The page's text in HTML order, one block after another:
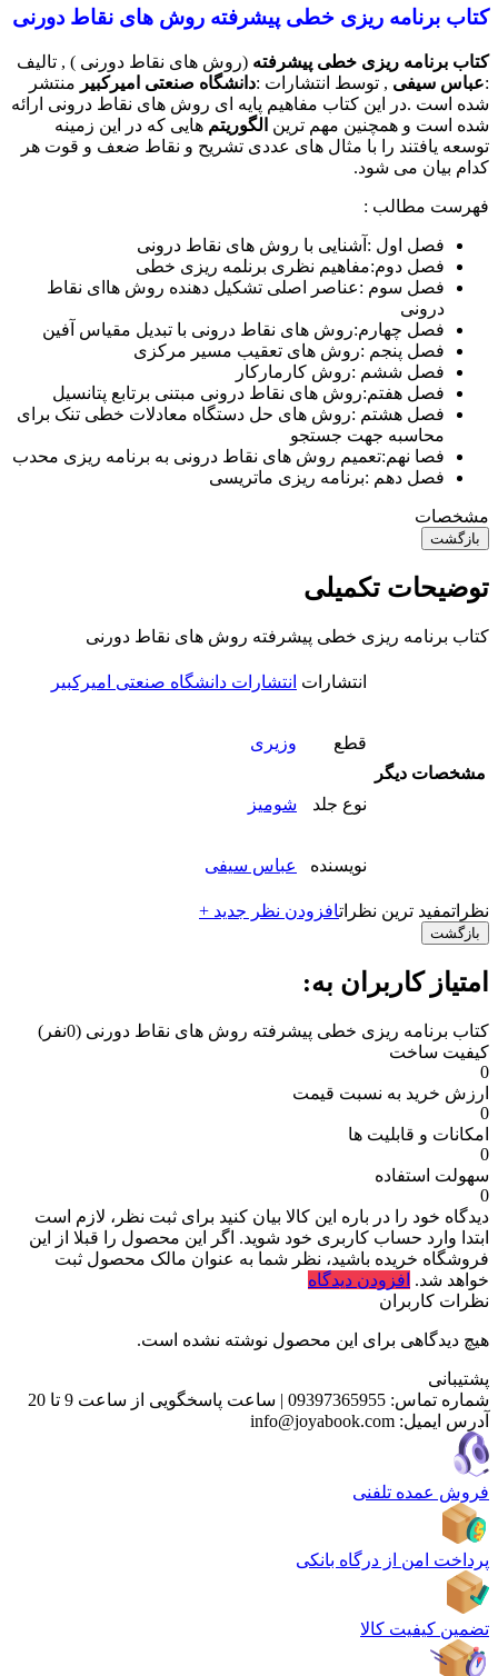
کتاب برنامه ریزی خطی پیشرفته روش های نقاط دورنی
کتاب برنامه ریزی خطی پیشرفته (روش های نقاط دورنی ) , تالیف
:عباس سیفی , توسط انتشارات :دانشگاه صنعتی امیرکبیر منتشر
شده است .در این کتاب مفاهیم پایه ای روش های نقاط درونی ارائه
شده است و همچنین مهم ترین الگوریتم هایی که در این زمینه
توسعه یافتند را با مثال های عددی تشریح و نقاط ضعف و قوت هر
کدام بیان می شود.
فهرست مطالب :
فصل اول : آشنایی با روش های نقاط درونی
فصل دوم:مفاهیم نظری برنلمه ریزی خطی
فصل سوم :عناصر اصلی تشکیل دهنده روش هاای نقاط
درونی
فصل چهارم:روش های نقاط درونی با تبدیل مقیاس آفین
فصل پنجم :روش های تعقیب مسیر مرکزی
فصل ششم :روش کارمارکار
فصل هفتم:روش های نقاط درونی مبتنی برتابع پتانسیل
فصل هشتم :روش های حل دستگاه معادلات خطی تنک برای
محاسبه جهت جستجو
فصا نهم:تعمیم روش های نقاط درونی به برنامه ریزی محدب
فصل دهم :برنامه ریزی ماتریسی
مشخصات
بازگشت
توضیحات تکمیلی
کتاب برنامه ریزی خطی پیشرفته روش های نقاط دورنی
مشخصات دیگر
انتشارات انتشارات دانشگاه صنعتی امیرکبیر
قطع وزیری
نوع جلد شومیز
نویسنده عباس سیفی
نظراتمفید ترین نظراتافزودن نظر جدید +
بازگشت
امتیاز کاربران به:
کتاب برنامه ریزی خطی پیشرفته روش های نقاط دورنی (0نفر)
کیفیت ساخت
0
ارزش خرید به نسبت قیمت
0
امکانات و قابلیت ها
0
سهولت استفاده
0
دیدگاه خود را در باره این کالا بیان کنید برای ثبت نظر، لازم است
ابتدا وارد حساب کاربری خود شوید. اگر این محصول را قبلا از این
فروشگاه خریده باشید، نظر شما به عنوان مالک محصول ثبت
خواهد شد. افزودن دیدگاه
نظرات کاربران
هیچ دیدگاهی برای این محصول نوشته نشده است.
پشتیبانی
شماره تماس: 09397365955
| ساعت پاسخگویی از ساعت 9 تا 20
آدرس ایمیل: info@joyabook.com
فروش عمده تلفنی
پرداخت امن از درگاه بانکی
تضمین کیفیت کالا